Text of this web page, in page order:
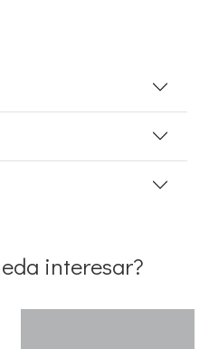
interesar?